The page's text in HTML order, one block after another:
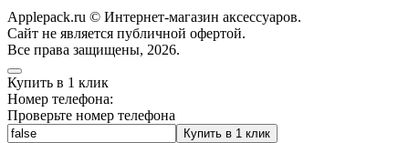
Applepack.ru © Интернет-магазин аксессуаров.
Cайт не является публичной офертой.
Все права защищены, 2026.
Купить в 1 клик
Номер телефона:
Проверьте номер телефона
Купить в 1 клик